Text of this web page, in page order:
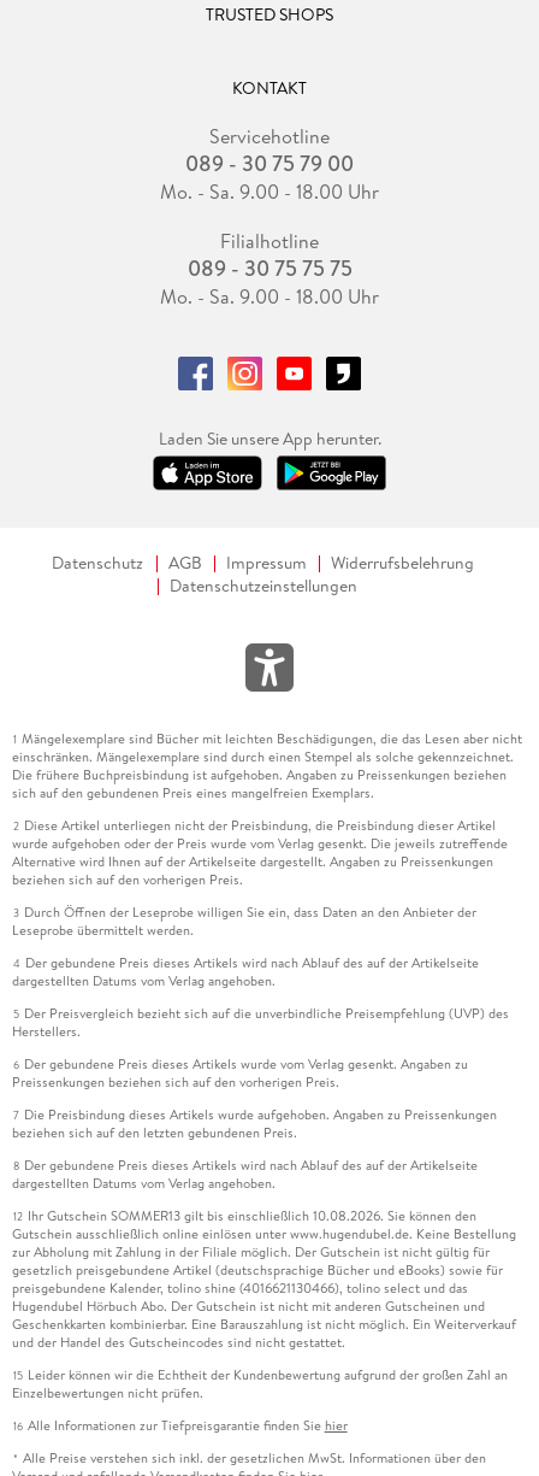
TRUSTED SHOPS
KONTAKT
Servicehotline
089 - 30 75 79 00
Mo. - Sa. 9.00 - 18.00 Uhr
Filialhotline
089 - 30 75 75 75
Mo. - Sa. 9.00 - 18.00 Uhr
Laden Sie unsere App herunter.
Datenschutz AGB Impressum
Widerrufsbelehrung
Datenschutzeinstellungen
1 Mängelexemplare sind Bücher mit leichten Beschädigungen, die das Lesen aber nicht
einschränken. Mängelexemplare sind durch einen Stempel als solche gekennzeichnet.
Die frühere Buchpreisbindung ist aufgehoben. Angaben zu Preissenkungen beziehen
sich auf den gebundenen Preis eines mangelfreien Exemplars.
2 Diese Artikel unterliegen nicht der Preisbindung, die Preisbindung dieser Artikel
wurde aufgehoben oder der Preis wurde vom Verlag gesenkt. Die jeweils zutreffende
Alternative wird Ihnen auf der Artikelseite dargestellt. Angaben zu Preissenkungen
beziehen sich auf den vorherigen Preis.
3 Durch Öffnen der Leseprobe willigen Sie ein, dass Daten an den Anbieter der
Leseprobe übermittelt werden.
4 Der gebundene Preis dieses Artikels wird nach Ablauf des auf der Artikelseite
dargestellten Datums vom Verlag angehoben.
5 Der Preisvergleich bezieht sich auf die unverbindliche Preisempfehlung (UVP) des
Herstellers.
6 Der gebundene Preis dieses Artikels wurde vom Verlag gesenkt. Angaben zu
Preissenkungen beziehen sich auf den vorherigen Preis.
7 Die Preisbindung dieses Artikels wurde aufgehoben. Angaben zu Preissenkungen
beziehen sich auf den letzten gebundenen Preis.
8 Der gebundene Preis dieses Artikels wird nach Ablauf des auf der Artikelseite
dargestellten Datums vom Verlag angehoben.
12 Ihr Gutschein SOMMER13 gilt bis einschließlich 10.08.2026. Sie können den
Gutschein ausschließlich online einlösen unter www.hugendubel.de. Keine Bestellung
zur Abholung mit Zahlung in der Filiale möglich. Der Gutschein ist nicht gültig für
gesetzlich preisgebundene Artikel (deutschsprachige Bücher und eBooks) sowie für
preisgebundene Kalender, tolino shine (4016621130466), tolino select und das
Hugendubel Hörbuch Abo. Der Gutschein ist nicht mit anderen Gutscheinen und
Geschenkkarten kombinierbar. Eine Barauszahlung ist nicht möglich. Ein Weiterverkauf
und der Handel des Gutscheincodes sind nicht gestattet.
15 Leider können wir die Echtheit der Kundenbewertung aufgrund der großen Zahl an
Einzelbewertungen nicht prüfen.
16 Alle Informationen zur Tiefpreisgarantie finden Sie hier
* Alle Preise verstehen sich inkl. der gesetzlichen MwSt. Informationen über den